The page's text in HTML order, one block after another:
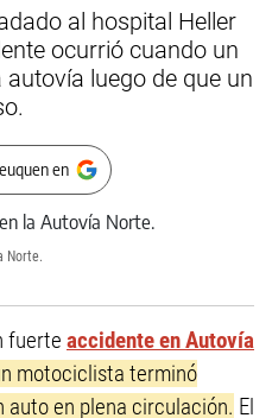
al hospital Heller
ocurrió cuando un
luego de que un
en
Norte.
fuerte accidente en Autovía
motociclista terminó
en plena circulación. El